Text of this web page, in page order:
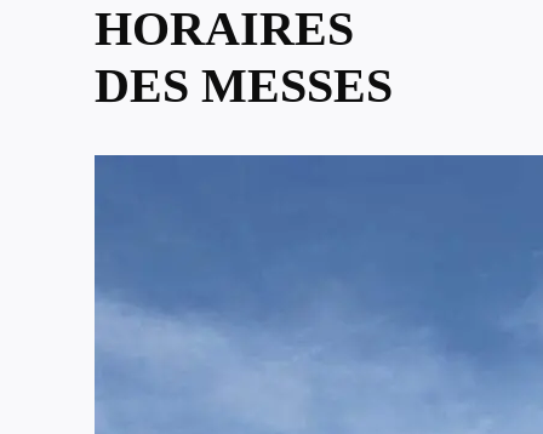
HORAIRES
DES MESSES